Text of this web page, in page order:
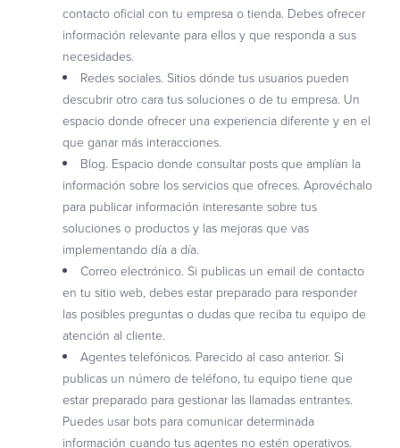
contacto oficial con tu empresa o tienda. Debes ofrecer
información relevante para ellos y que responda a sus
necesidades.
Redes sociales. Sitios dónde tus usuarios pueden
descubrir otro cara tus soluciones o de tu empresa. Un
espacio donde ofrecer una experiencia diferente y en el
que ganar más interacciones.
Blog. Espacio donde consultar posts que amplían la
información sobre los servicios que ofreces. Aprovéchalo
para publicar información interesante sobre tus
soluciones o productos y las mejoras que vas
implementando día a día.
Correo electrónico. Si publicas un email de contacto
en tu sitio web, debes estar preparado para responder
las posibles preguntas o dudas que reciba tu equipo de
atención al cliente.
Agentes telefónicos. Parecido al caso anterior. Si
publicas un número de teléfono, tu equipo tiene que
estar preparado para gestionar las llamadas entrantes.
Puedes usar bots para comunicar determinada
información cuando tus agentes no estén operativos.